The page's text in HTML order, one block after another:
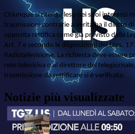
Chiunque si ritenga leso nei suoi interessi
trasmissioni contrarie a verità ha il diritto di
apposita rettifica come già previsto dalla
Art. 7 e secondo le disposizioni del Dlgs.
Radiotelevisione. La richiesta deve essere
rete televisiva o al direttore del
trasmissione da rettificare si è verificata.
Notizie più visualizzate